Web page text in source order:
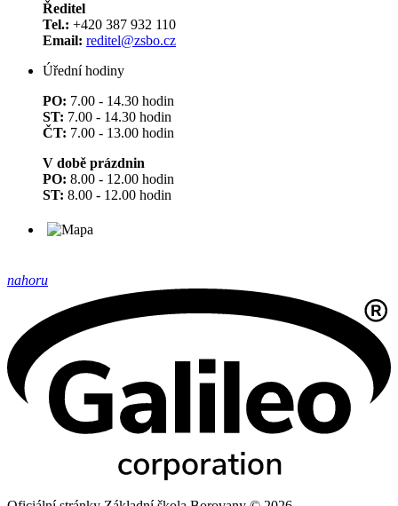
Ředitel
Tel.: +420 387 932 110
Email: reditel@zsbo.cz
Úřední hodiny
PO: 7.00 - 14.30 hodin
ST: 7.00 - 14.30 hodin
ČT: 7.00 - 13.00 hodin
V době prázdnin
PO: 8.00 - 12.00 hodin
ST: 8.00 - 12.00 hodin
nahoru